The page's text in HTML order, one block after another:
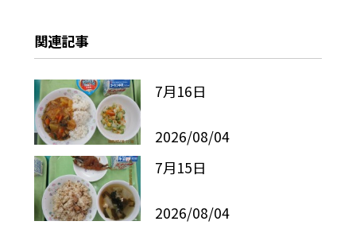
関連記事
7月16日
2026/08/04
7月15日
2026/08/04